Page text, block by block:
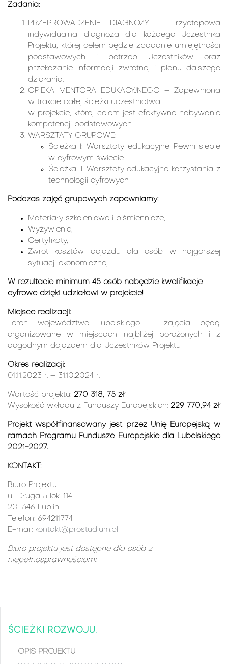
Zadania:
PRZEPROWADZENIE DIAGNOZY – Trzyetapowa
indywidualna diagnoza dla każdego Uczestnika
Projektu, której celem będzie zbadanie umiejętności
podstawowych i potrzeb Uczestników oraz
przekazanie informacji zwrotnej i planu dalszego
działania.
OPIEKA MENTORA EDUKACYJNEGO – Zapewniona
w trakcie całej ścieżki uczestnictwa
w projekcie, której celem jest efektywne nabywanie
kompetencji podstawowych.
WARSZTATY GRUPOWE:
Ścieżka I: Warsztaty edukacyjne Pewni siebie
w cyfrowym świecie
Ścieżka II: Warsztaty edukacyjne korzystania z
technologii cyfrowych
Podczas zajęć grupowych zapewniamy:
Materiały szkoleniowe i piśmiennicze,
Wyżywienie,
Certyfikaty,
Zwrot kosztów dojazdu dla osób w najgorszej
sytuacji ekonomicznej.
W rezultacie minimum 45 osób nabędzie kwalifikacje
cyfrowe dzięki udziałowi w projekcie!
Miejsce realizacji:
Teren województwa lubelskiego – zajęcia będą
organizowane w miejscach najbliżej położonych i z
dogodnym dojazdem dla Uczestników Projektu
Okres realizacji:
01.11.2023 r. – 31.10.2024 r.
Wartość projektu: 270 318, 75 zł
Wysokość wkładu z Funduszy Europejskich: 229 770,94 zł
Projekt współfinansowany jest przez Unię Europejską w
ramach Programu Fundusze Europejskie dla Lubelskiego
2021-2027.
KONTAKT:
Biuro Projektu
ul. Długa 5 lok. 114,
20-346 Lublin
Telefon: 694211774
E-mail: kontakt@prostudium.pl
Biuro projektu jest dostępne dla osób z
niepełnosprawnościami.
Ścieżki rozwoju
OPIS PROJEKTU